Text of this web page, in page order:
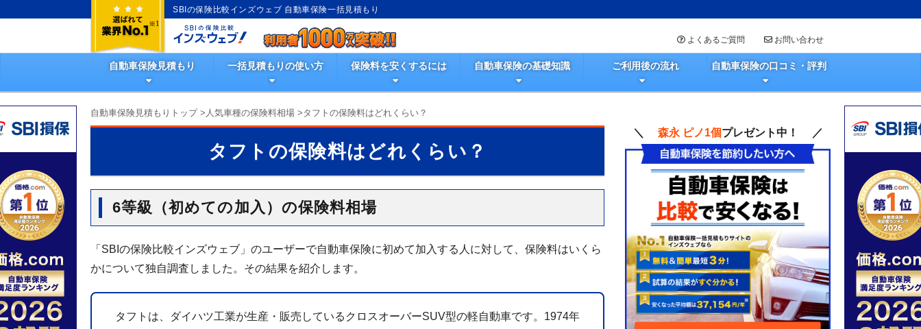
SBIの保険比較インズウェブ 自動車保険一括見積もり
よくあるご質問 お問い合わせ
自動車保険見積もり 一括見積もりの使い方 保険料を安くするには 自動車保険の基礎知識 ご利用後の流れ 自動車保険の口コミ・評判
自動車保険見積もりトップ> 人気車種の保険料相場 > タフトの保険料はどれくらい？
タフトの保険料はどれくらい？
6等級（初めての加入）の保険料相場
「SBIの保険比較インズウェブ」のユーザーで自動車保険に初めて加入する人に対して、保険料はいくら
かについて独自調査しました。その結果を紹介します。
タフトは、ダイハツ工業が生産・販売しているクロスオーバーSUV型の軽自動車です。1974年
＼ 森永 ピノ1個プレゼント中！ ／